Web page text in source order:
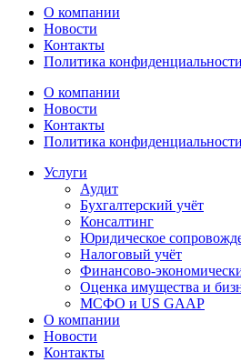
О компании
Новости
Контакты
Политика конфиденциальности
О компании
Новости
Контакты
Политика конфиденциальности
Услуги
Аудит
Бухгалтерский учёт
Консалтинг
Юридическое
Налоговый учёт
Финансово-
Оценка имущества и
МСФО и US GAAP
О компании
Новости
Контакты